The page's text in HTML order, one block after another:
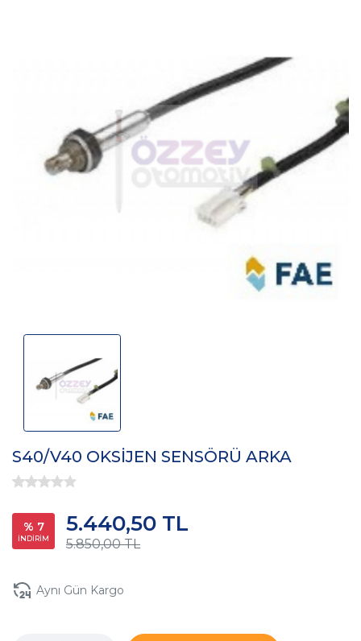
S40/V40 OKSİJEN SENSÖRÜ ARKA
% 7
İNDİRİM 5.850,00 TL
5.440,50 TL
Aynı Gün Kargo